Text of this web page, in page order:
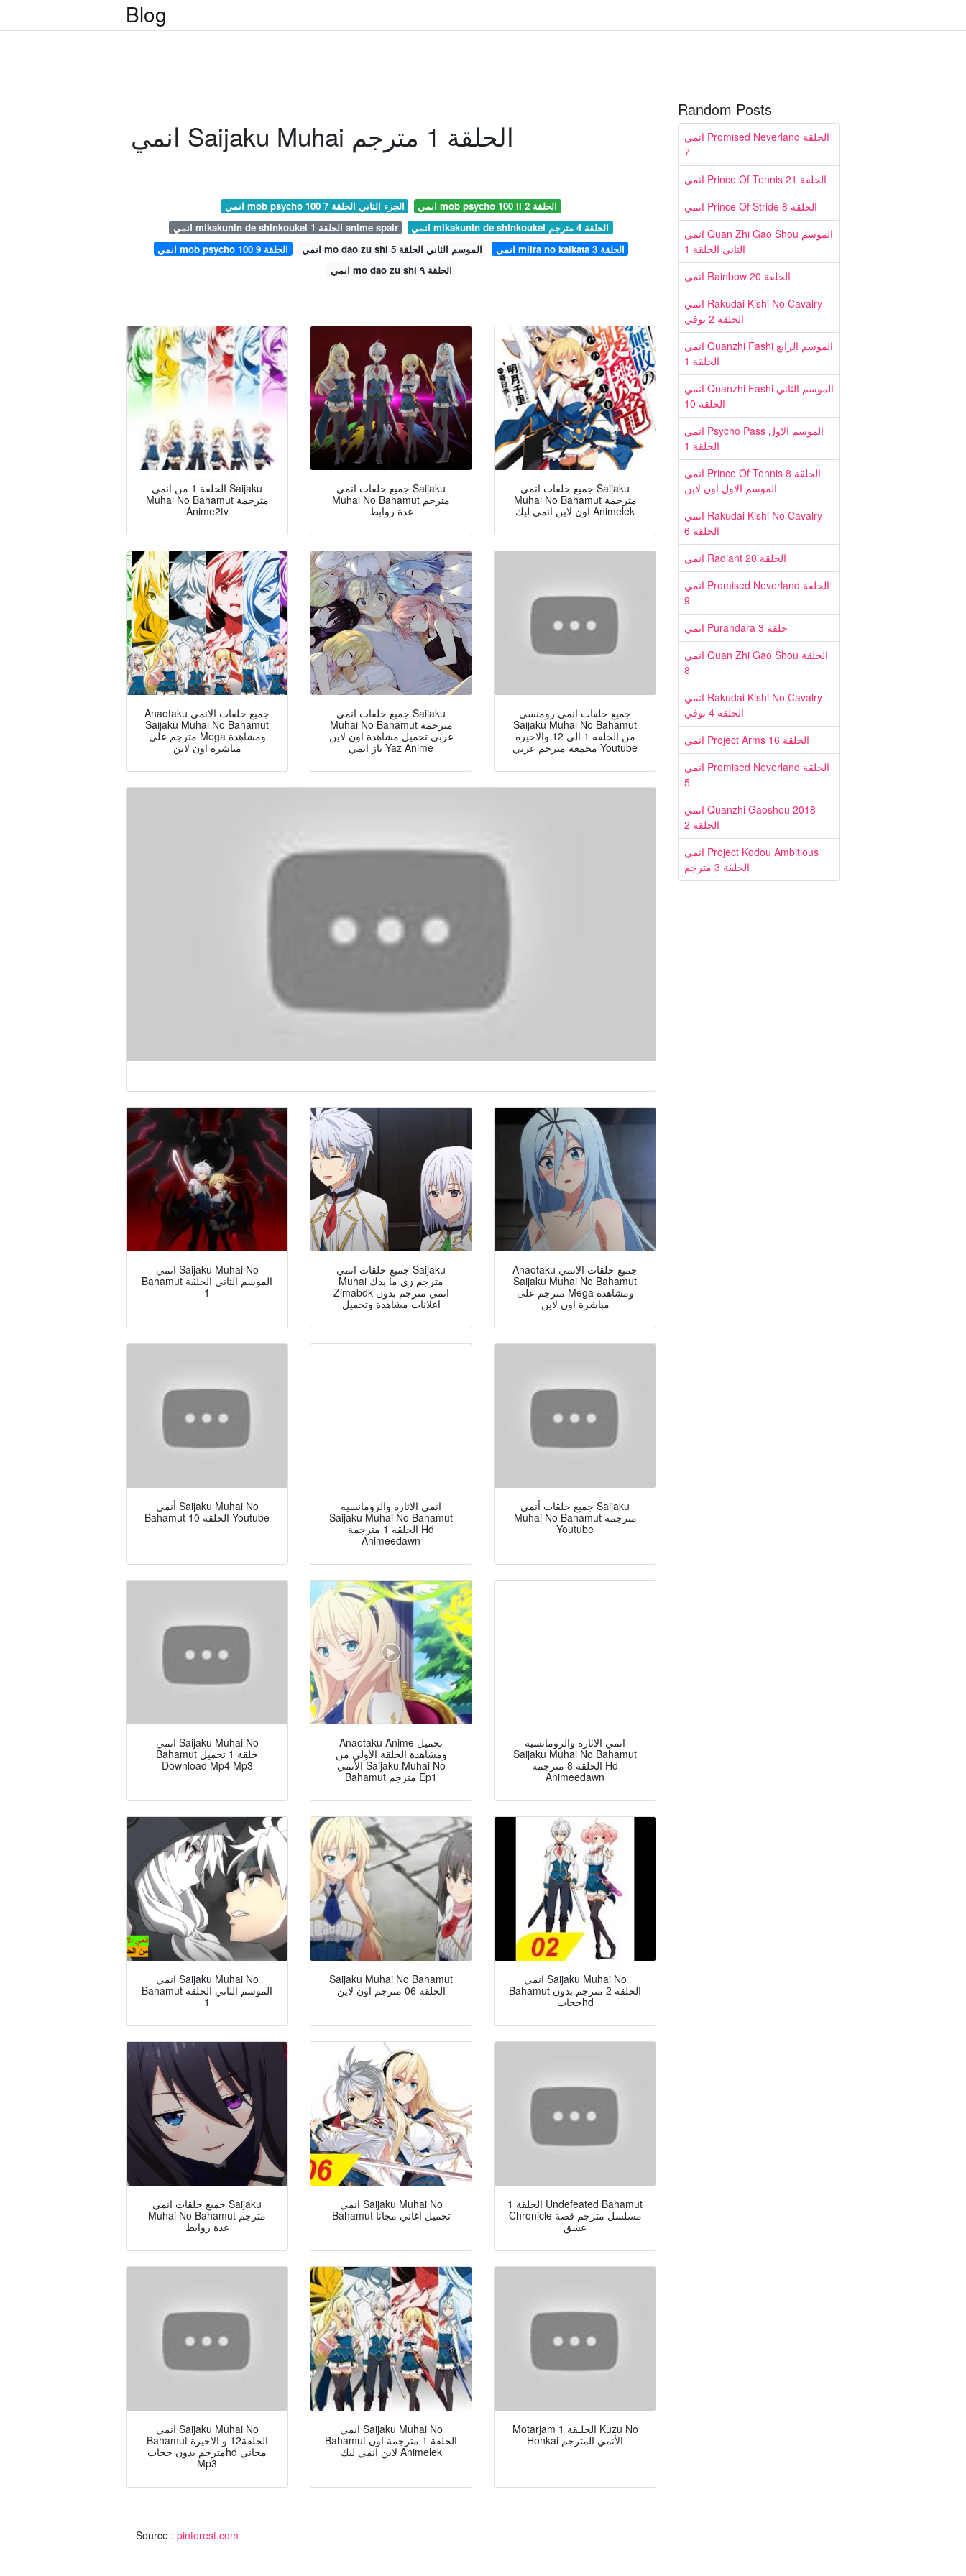
Blog
انمي Saijaku Muhai الحلقة 1 مترجم
انمي mob psycho 100 الجزء الثاني الحلقة 7
انمي mob psycho 100 ii الحلقة 2
انمي mikakunin de shinkoukei الحلقة 1 anime spair
انمي mikakunin de shinkoukei الحلقة 4 مترجم
انمي mob psycho 100 الحلقة 9
انمي mo dao zu shi الموسم الثاني الحلقة 5
انمي miira no kaikata الحلقة 3
انمي mo dao zu shi الحلقة ٩
الحلقة 1 من انمي Saijaku
Muhai No Bahamut مترجمة
Anime2tv
جميع حلقات انمي Saijaku
Muhai No Bahamut مترجم
عدة روابط
جميع حلقات انمي Saijaku
Muhai No Bahamut مترجمة
اون لاين انمي ليك Animelek
Anaotaku جميع حلقات الانمي
Saijaku Muhai No Bahamut
مترجم على Mega ومشاهدة
مباشرة اون لاين
جميع حلقات انمي Saijaku
Muhai No Bahamut مترجمة
عربي تحميل مشاهدة اون لاين
ياز انمي Yaz Anime
جميع حلقات انمي رومنسي
Saijaku Muhai No Bahamut
من الحلقه 1 الى 12 والاخيره
مجمعه مترجم عربي Youtube
انمي Saijaku Muhai No
Bahamut الموسم الثاني الحلقة
1
جميع حلقات انمي Saijaku
Muhai مترجم زي ما بدك
Zimabdk انمي مترجم بدون
اعلانات مشاهدة وتحميل
Anaotaku جميع حلقات الانمي
Saijaku Muhai No Bahamut
مترجم على Mega ومشاهدة
مباشرة اون لاين
أنمي Saijaku Muhai No
Bahamut الحلقة 10 Youtube
انمي الاثاره والرومانسيه
Saijaku Muhai No Bahamut
الحلقه 1 مترجمة Hd
Animeedawn
جميع حلقات أنمي Saijaku
Muhai No Bahamut مترجمة
Youtube
انمي Saijaku Muhai No
Bahamut حلقة 1 تحميل
Download Mp4 Mp3
Anaotaku Anime تحميل
ومشاهدة الحلقة الأولى من
الأنمي Saijaku Muhai No
Bahamut مترجم Ep1
انمي الاثاره والرومانسيه
Saijaku Muhai No Bahamut
الحلقه 8 مترجمة Hd
Animeedawn
انمي Saijaku Muhai No
Bahamut الموسم الثاني الحلقة
1
Saijaku Muhai No Bahamut
الحلقة 06 مترجم اون لاين
انمي Saijaku Muhai No
Bahamut الحلقة 2 مترجم بدون
حجابhd
جميع حلقات انمي Saijaku
Muhai No Bahamut مترجم
عدة روابط
انمي Saijaku Muhai No
Bahamut تحميل اغاني مجانا
الحلقة 1 Undefeated Bahamut
Chronicle مسلسل مترجم قصة
عشق
انمي Saijaku Muhai No
Bahamut الحلقة12 و الاخيرة
مترجم بدون حجابhd مجاني
Mp3
انمي Saijaku Muhai No
Bahamut الحلقة 1 مترجمة اون
لاين انمي ليك Animelek
Motarjam الحلـقة 1 Kuzu No
Honkai الأنمي المترجم
Source : pinterest.com
Random Posts
انمي Promised Neverland الحلقة
7
انمي Prince Of Tennis الحلقة 21
انمي Prince Of Stride الحلقة 8
انمي Quan Zhi Gao Shou الموسم
الثاني الحلقة 1
انمي Rainbow الحلقة 20
انمي Rakudai Kishi No Cavalry
الحلقة 2 توفي
انمي Quanzhi Fashi الموسم الرابع
الحلقة 1
انمي Quanzhi Fashi الموسم الثاني
الحلقة 10
انمي Psycho Pass الموسم الاول
الحلقة 1
انمي Prince Of Tennis الحلقة 8
الموسم الاول اون لاين
انمي Rakudai Kishi No Cavalry
الحلقة 6
انمي Radiant الحلقة 20
انمي Promised Neverland الحلقة
9
انمي Purandara حلقة 3
انمي Quan Zhi Gao Shou الحلقة
8
انمي Rakudai Kishi No Cavalry
الحلقة 4 توفي
انمي Project Arms الحلقة 16
انمي Promised Neverland الحلقة
5
انمي Quanzhi Gaoshou 2018
الحلقة 2
انمي Project Kodou Ambitious
الحلقة 3 مترجم